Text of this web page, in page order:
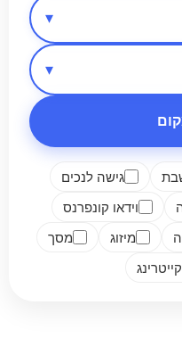
בארץ
מקום
אנשים
גישה לנכים
וידאו קונפרנס
מיזוג
מסך
קייטרינג